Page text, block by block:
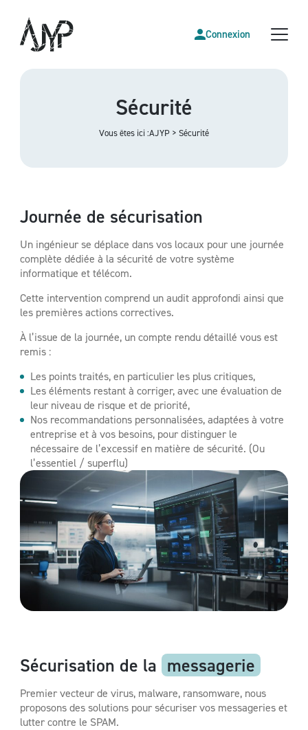
Connexion
Sécurité
Vous êtes ici :AJYP > Sécurité
Journée de sécurisation
Un ingénieur se déplace dans vos locaux pour une journée
complète dédiée à la sécurité de votre système
informatique et télécom.
Cette intervention comprend un audit approfondi ainsi que
les premières actions correctives.
À l’issue de la journée, un compte rendu détaillé vous est
remis :
Les points traités, en particulier les plus critiques,
Les éléments restant à corriger, avec une évaluation de
leur niveau de risque et de priorité,
Nos recommandations personnalisées, adaptées à votre
entreprise et à vos besoins, pour distinguer le
nécessaire de l’excessif en matière de sécurité. (Ou
l’essentiel / superflu)
Sécurisation de la messagerie
Premier vecteur de virus, malware, ransomware, nous
proposons des solutions pour sécuriser vos messageries et
lutter contre le SPAM.